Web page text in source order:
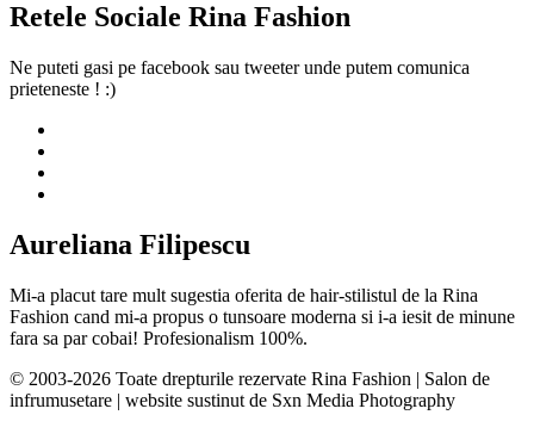
Retele Sociale Rina Fashion
Ne puteti gasi pe facebook sau tweeter unde putem comunica
prieteneste ! :)
Aureliana Filipescu
Mi-a placut tare mult sugestia oferita de hair-stilistul de la Rina
Fashion cand mi-a propus o tunsoare moderna si i-a iesit de minune
fara sa par cobai! Profesionalism 100%.
© 2003-2026 Toate drepturile rezervate Rina Fashion | Salon de
infrumusetare | website sustinut de Sxn Media Photography